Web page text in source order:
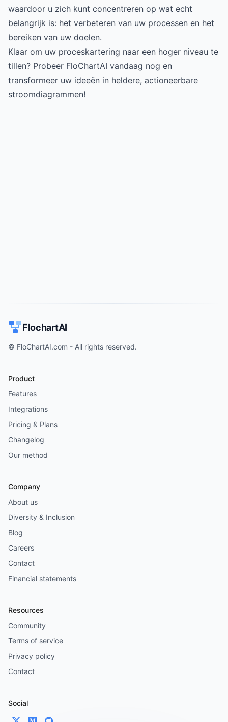
waardoor u zich kunt concentreren op wat echt
belangrijk is: het verbeteren van uw processen en het
bereiken van uw doelen.
Klaar om uw proceskartering naar een hoger niveau te
tillen? Probeer FloChartAI vandaag nog en
transformeer uw ideeën in heldere, actioneerbare
stroomdiagrammen!
FlochartAI
© FloChartAI.com - All rights reserved.
Product
Features
Integrations
Pricing & Plans
Changelog
Our method
Company
About us
Diversity & Inclusion
Blog
Careers
Contact
Financial statements
Resources
Community
Terms of service
Privacy policy
Contact
Social